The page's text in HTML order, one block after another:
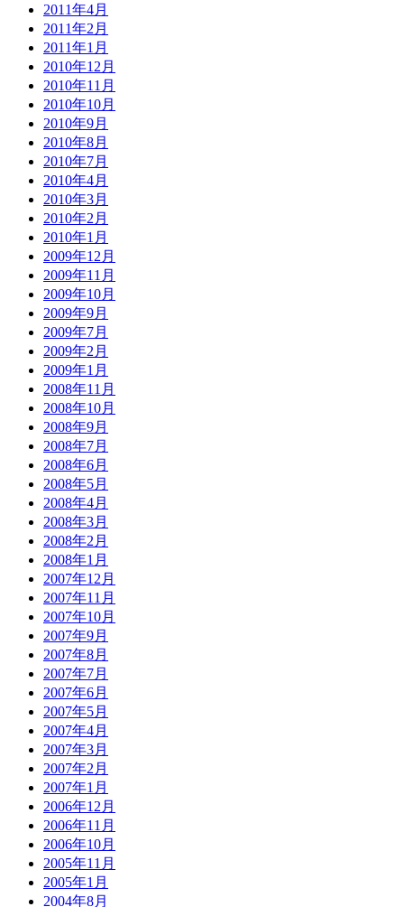
2011年4月
2011年2月
2011年1月
2010年12月
2010年11月
2010年10月
2010年9月
2010年8月
2010年7月
2010年4月
2010年3月
2010年2月
2010年1月
2009年12月
2009年11月
2009年10月
2009年9月
2009年7月
2009年2月
2009年1月
2008年11月
2008年10月
2008年9月
2008年7月
2008年6月
2008年5月
2008年4月
2008年3月
2008年2月
2008年1月
2007年12月
2007年11月
2007年10月
2007年9月
2007年8月
2007年7月
2007年6月
2007年5月
2007年4月
2007年3月
2007年2月
2007年1月
2006年12月
2006年11月
2006年10月
2005年11月
2005年1月
2004年8月